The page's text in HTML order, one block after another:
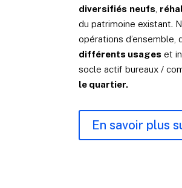
diversifiés neufs
du patrimoine existant.
opérations d’ensemble,
différents usages et
socle actif bureaux /
le quartier.
En savoir plus